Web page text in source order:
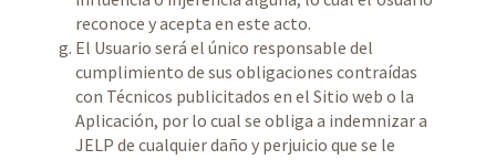
reconoce y acepta en este acto.
El Usuario será el único responsable del
cumplimiento de sus obligaciones contraídas
con Técnicos publicitados en el Sitio web o la
Aplicación, por lo cual se obliga a indemnizar a
JELP de cualquier daño y perjuicio que se le